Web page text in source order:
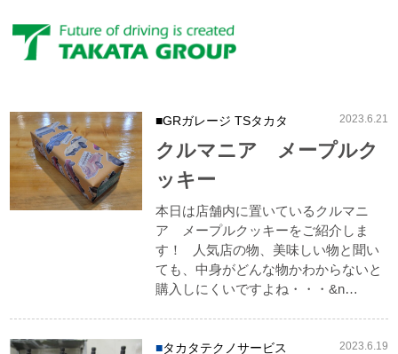
ブログ
GRガレージ TSタカタ 2023.6.21
クルマニア メープルク
ッキー
本日は店舗内に置いているクルマニ
ア メープルクッキーをご紹介しま
す！ 人気店の物、美味しい物と聞い
ても、中身がどんな物かわからないと
購入しにくいですよね・・・&n…
タカタテクノサービス 2023.6.19